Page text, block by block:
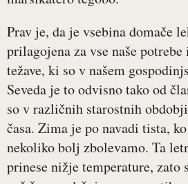
Prav je, da je vsebina domače
prilagojena za vse naše potrebe
težave, ki so v našem
Seveda je to odvisno tako od
so v različnih starostnih
časa. Zima je po navadi tista,
nekoliko bolj zbolevamo. Ta
prinese nižje temperature,